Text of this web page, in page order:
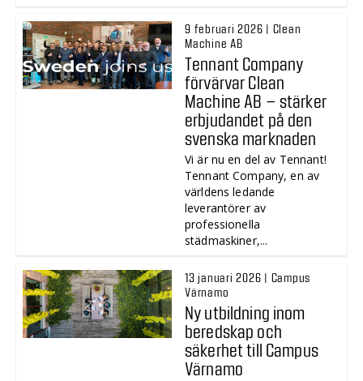
9 februari 2026 | Clean
Machine AB
Tennant Company
förvärvar Clean
Machine AB – stärker
erbjudandet på den
svenska marknaden
Vi är nu en del av Tennant!
Tennant Company, en av
världens ledande
leverantörer av
professionella
städmaskiner,...
13 januari 2026 | Campus
Värnamo
Ny utbildning inom
beredskap och
säkerhet till Campus
Värnamo